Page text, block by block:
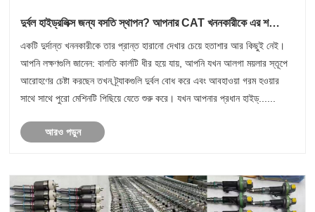
দুর্বল হাইড্রলিক্স জন্য বসতি স্থাপন? আপনার CAT খননকারীকে এর শক্তি
একটি দুর্দান্ত খননকারীকে তার প্রান্ত হারানো দেখার চেয়ে হতাশার আর কিছুই নেই।
আপনি লক্ষণগুলি জানেন: বালতি কার্লটি ধীর হয়ে যায়, আপনি যখন আলগা ময়লার স্তূপে
আরোহণের চেষ্টা করছেন তখন ট্র্যাকগুলি দুর্বল বোধ করে এবং আবহাওয়া গরম হওয়ার
সাথে সাথে পুরো মেশিনটি পিছিয়ে যেতে শুরু করে। যখন আপনার প্রধান হাইড্......
আরও পড়ুন